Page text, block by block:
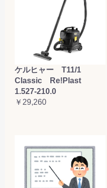
ケルヒャー T11/1
Classic Re!Plast
1.527-210.0
￥29,260